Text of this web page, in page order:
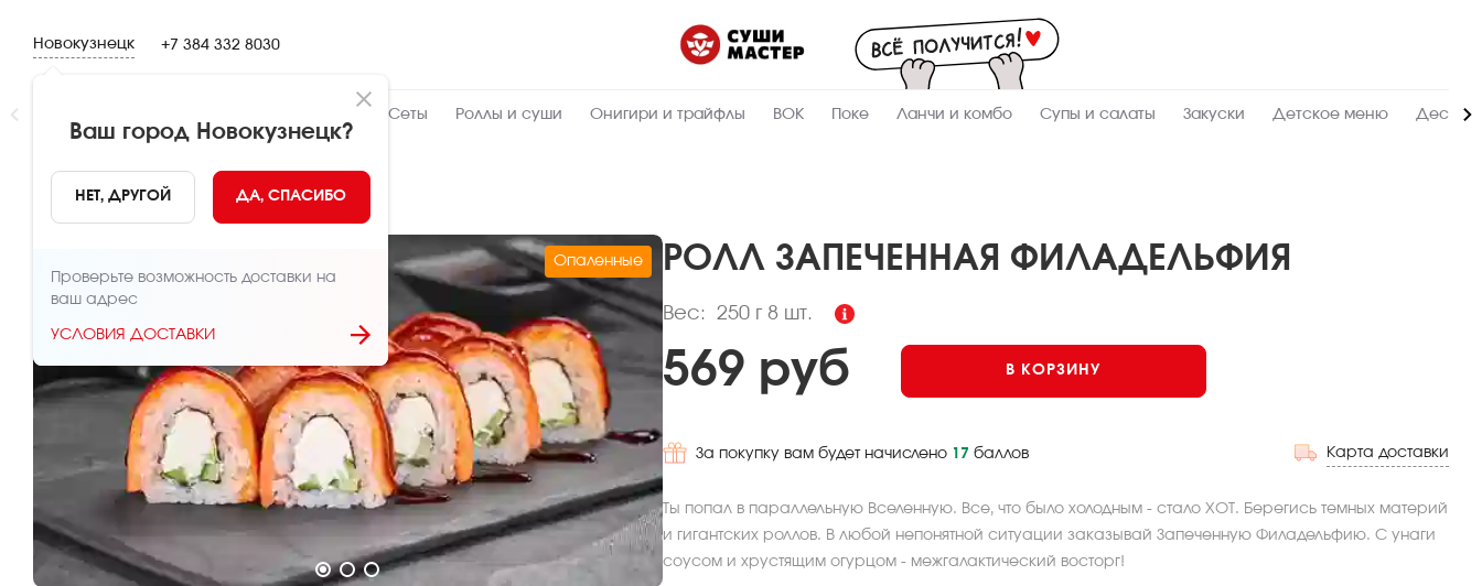
Новокузнецк
Ваш город Новокузнецк?
НЕТ, ДРУГОЙ ДА, СПАСИБО
Проверьте возможность доставки на
ваш адрес
УСЛОВИЯ ДОСТАВКИ
+7 384 332 8030
Сеты Роллы и суши Онигири и трайфлы ВОК Поке Ланчи и комбо Супы и салаты Закуски Детское меню
НАЗАД
Опаленные Опаленные
РОЛЛ ЗАПЕЧЕННАЯ ФИЛАДЕЛЬФИЯ
Вес: 250 г8 шт.
Пищевая
250 Вес, г
211.2 Ккал
569 руб В КОРЗИНУ
За покупку вам будет начислено 17 баллов Карта доставки
Ты попал в параллельную Вселенную. Все, что было холодным - стало ХОТ. Берегись темных материй
и гигантских роллов. В любой непонятной ситуации заказывай Запеченную Филадельфию. С унаги
соусом и хрустящим огурцом - межгалактический восторг!